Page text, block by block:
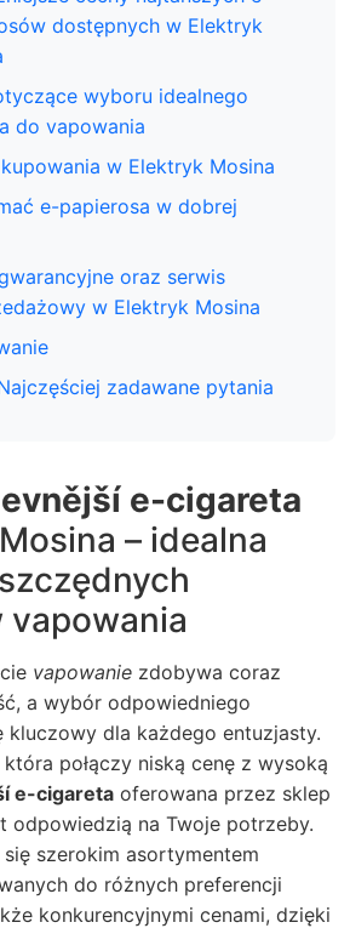
dostępnych w Elektryk
wyboru idealnego
do vapowania
w Elektryk Mosina
e-papierosa w dobrej
oraz serwis
w Elektryk Mosina
zadawane pytania
e-cigareta
– idealna
vapowania
vapowanie zdobywa coraz
a wybór odpowiedniego
kluczowy dla każdego entuzjasty.
połączy niską cenę z wysoką
e-cigareta oferowana przez sklep
odpowiedzią na Twoje potrzeby.
szerokim asortymentem
do różnych preferencji
konkurencyjnymi cenami, dzięki